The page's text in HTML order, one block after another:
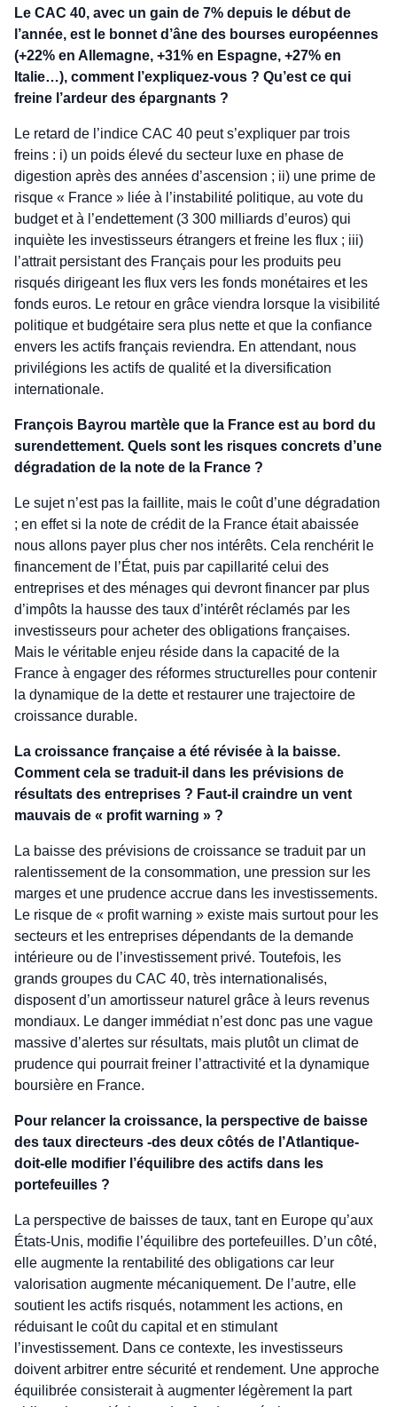
Le CAC 40, avec un gain de 7% depuis le début de
l’année, est le bonnet d’âne des bourses européennes
(+22% en Allemagne, +31% en Espagne, +27% en
Italie…), comment l’expliquez-vous ? Qu’est ce qui
freine l’ardeur des épargnants ?
Le retard de l’indice CAC 40 peut s’expliquer par trois
freins : i) un poids élevé du secteur luxe en phase de
digestion après des années d’ascension ; ii) une prime de
risque « France » liée à l’instabilité politique, au vote du
budget et à l’endettement (3 300 milliards d’euros) qui
inquiète les investisseurs étrangers et freine les flux ; iii)
l’attrait persistant des Français pour les produits peu
risqués dirigeant les flux vers les fonds monétaires et les
fonds euros. Le retour en grâce viendra lorsque la visibilité
politique et budgétaire sera plus nette et que la confiance
envers les actifs français reviendra. En attendant, nous
privilégions les actifs de qualité et la diversification
internationale.
François Bayrou martèle que la France est au bord du
surendettement. Quels sont les risques concrets d’une
dégradation de la note de la France ?
Le sujet n’est pas la faillite, mais le coût d’une dégradation
; en effet si la note de crédit de la France était abaissée
nous allons payer plus cher nos intérêts. Cela renchérit le
financement de l’État, puis par capillarité celui des
entreprises et des ménages qui devront financer par plus
d’impôts la hausse des taux d’intérêt réclamés par les
investisseurs pour acheter des obligations françaises.
Mais le véritable enjeu réside dans la capacité de la
France à engager des réformes structurelles pour contenir
la dynamique de la dette et restaurer une trajectoire de
croissance durable.
La croissance française a été révisée à la baisse.
Comment cela se traduit-il dans les prévisions de
résultats des entreprises ? Faut-il craindre un vent
mauvais de « profit warning » ?
La baisse des prévisions de croissance se traduit par un
ralentissement de la consommation, une pression sur les
marges et une prudence accrue dans les investissements.
Le risque de « profit warning » existe mais surtout pour les
secteurs et les entreprises dépendants de la demande
intérieure ou de l’investissement privé. Toutefois, les
grands groupes du CAC 40, très internationalisés,
disposent d’un amortisseur naturel grâce à leurs revenus
mondiaux. Le danger immédiat n’est donc pas une vague
massive d’alertes sur résultats, mais plutôt un climat de
prudence qui pourrait freiner l’attractivité et la dynamique
boursière en France.
Pour relancer la croissance, la perspective de baisse
des taux directeurs -des deux côtés de l’Atlantique-
doit-elle modifier l’équilibre des actifs dans les
portefeuilles ?
La perspective de baisses de taux, tant en Europe qu’aux
États-Unis, modifie l’équilibre des portefeuilles. D’un côté,
elle augmente la rentabilité des obligations car leur
valorisation augmente mécaniquement. De l’autre, elle
soutient les actifs risqués, notamment les actions, en
réduisant le coût du capital et en stimulant
l’investissement. Dans ce contexte, les investisseurs
doivent arbitrer entre sécurité et rendement. Une approche
équilibrée consisterait à augmenter légèrement la part